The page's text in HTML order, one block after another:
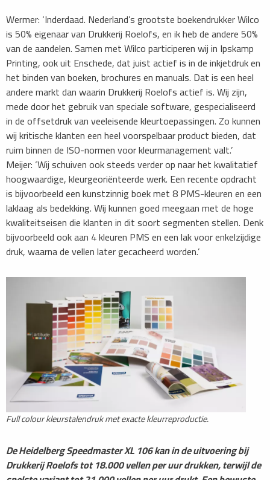
Wermer: ‘Inderdaad. Nederland’s grootste boekendrukker Wilco
is 50% eigenaar van Drukkerij Roelofs, en ik heb de andere 50%
van de aandelen. Samen met Wilco participeren wij in Ipskamp
Printing, ook uit Enschede, dat juist actief is in de inkjetdruk en
het binden van boeken, brochures en manuals. Dat is een heel
andere markt dan waarin Drukkerij Roelofs actief is. Wij zijn,
mede door het gebruik van speciale software, gespecialiseerd
in de offsetdruk van veeleisende kleurtoepassingen. Zo kunnen
wij kritische klanten een heel voorspelbaar product bieden, dat
ruim binnen de ISO-normen voor kleurmanagement valt.’
Meijer: ‘Wij schuiven ook steeds verder op naar het kwalitatief
hoogwaardige, kleurgeoriënteerde werk. Een recente opdracht
is bijvoorbeeld een kunstzinnig boek met 8 PMS-kleuren en een
laklaag als bedekking. Wij kunnen goed meegaan met de hoge
kwaliteitseisen die klanten in dit soort segmenten stellen. Denk
bijvoorbeeld ook aan 4 kleuren PMS en een lak voor enkelzijdige
druk, waarna de vellen later gecacheerd worden.’
Full colour kleurstalendruk met exacte kleurreproductie.
De Heidelberg Speedmaster XL 106 kan in de uitvoering bij
Drukkerij Roelofs tot 18.000 vellen per uur drukken, terwijl de